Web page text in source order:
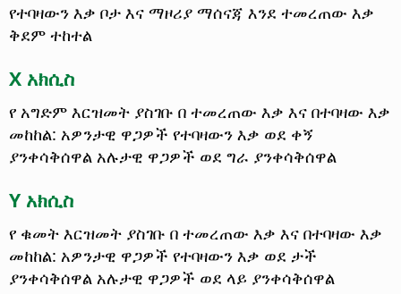
የተባዛውን እቃ ቦታ እና ማዞሪያ ማሰናጃ እንደ ተመረጠው እቃ
ቅደም ተከተል
X አክሲስ
የ አግድም እርዝመት ያስገቡ በ ተመረጠው እቃ እና በተባዛው እቃ
መከከል: አዎንታዊ ዋጋዎች የተባዛውን እቃ ወደ ቀኝ
ያንቀሳቅሰዋል አሉታዊ ዋጋዎች ወደ ግራ ያንቀሳቅሰዋል
Y አክሲስ
የ ቁመት እርዝመት ያስገቡ በ ተመረጠው እቃ እና በተባዛው እቃ
መከከል: አዎንታዊ ዋጋዎች የተባዛውን እቃ ወደ ታች
ያንቀሳቅሰዋል አሉታዊ ዋጋዎች ወደ ላይ ያንቀሳቅሰዋል